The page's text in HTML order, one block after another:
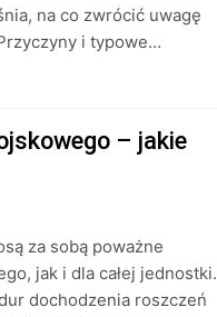
na co zwrócić uwagę
i typowe…
– jakie
za sobą poważne
jak i dla całej jednostki.
dochodzenia roszczeń